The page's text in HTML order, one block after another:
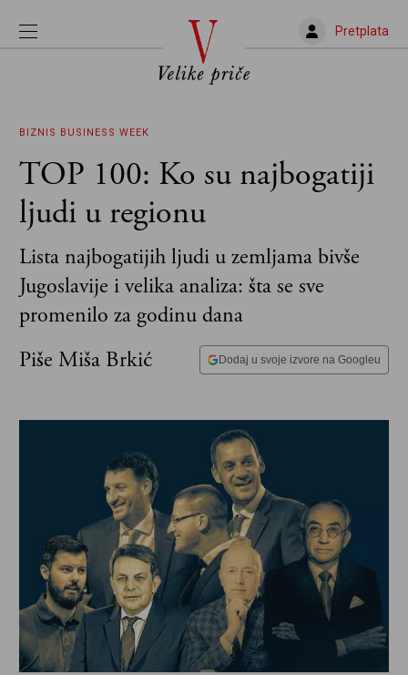
Pretplata
BIZNIS BUSINESS WEEK
TOP 100: Ko su najbogatiji
ljudi u regionu
Lista najbogatijih ljudi u zemljama bivše
Jugoslavije i velika analiza: šta se sve
promenilo za godinu dana
Piše Miša Brkić
Dodaj u svoje izvore na Googleu